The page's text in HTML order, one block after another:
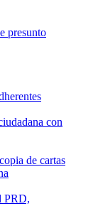
presunto
con
de cartas
PRD,